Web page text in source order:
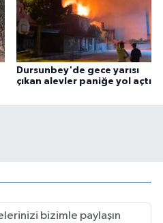
Dursunbey'de gece yarısı
çıkan alevler paniğe yol açtı